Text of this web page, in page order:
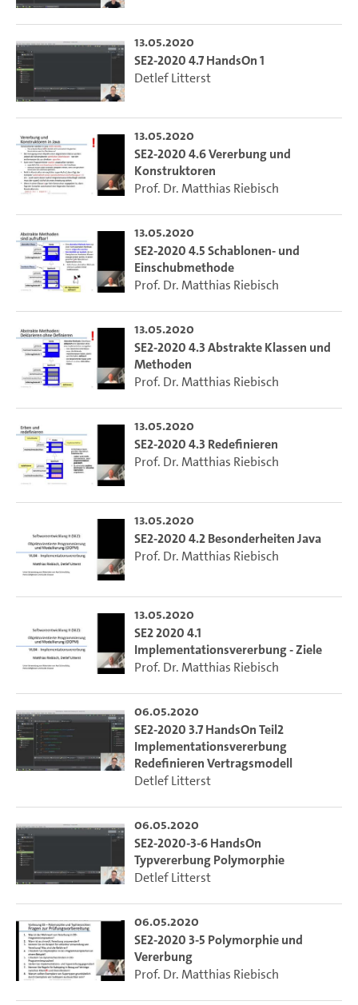
13.05.2020
SE2-2020 4.7 HandsOn 1
Detlef Litterst
13.05.2020
SE2-2020 4.6 Vererbung und
Konstruktoren
Prof. Dr. Matthias Riebisch
13.05.2020
SE2-2020 4.5 Schablonen- und
Einschubmethode
Prof. Dr. Matthias Riebisch
13.05.2020
SE2-2020 4.3 Abstrakte Klassen und
Methoden
Prof. Dr. Matthias Riebisch
13.05.2020
SE2-2020 4.3 Redefinieren
Prof. Dr. Matthias Riebisch
13.05.2020
SE2-2020 4.2 Besonderheiten Java
Prof. Dr. Matthias Riebisch
13.05.2020
SE2 2020 4.1
Implementationsvererbung - Ziele
Prof. Dr. Matthias Riebisch
06.05.2020
SE2-2020 3.7 HandsOn Teil2
Implementationsvererbung
Redefinieren Vertragsmodell
Detlef Litterst
06.05.2020
SE2-2020-3-6 HandsOn
Typvererbung Polymorphie
Detlef Litterst
06.05.2020
SE2-2020 3-5 Polymorphie und
Vererbung
Prof. Dr. Matthias Riebisch